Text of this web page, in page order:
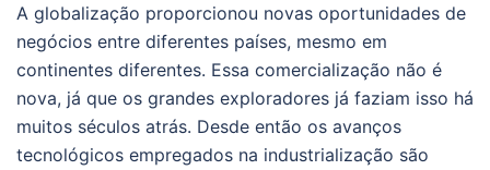
A globalização proporcionou novas oportunidades de
negócios entre diferentes países, mesmo em
continentes diferentes. Essa comercialização não é
nova, já que os grandes exploradores já faziam isso há
muitos séculos atrás. Desde então os avanços
tecnológicos empregados na industrialização são